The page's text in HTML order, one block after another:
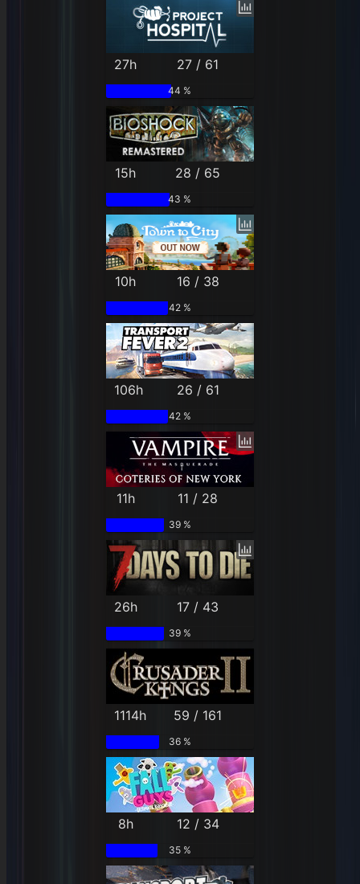
27h 27 / 61
44 %
15h 28 / 65
43 %
10h 16 / 38
42 %
106h 26 / 61
42 %
11h 11 / 28
39 %
26h 17 / 43
39 %
1114h 59 / 161
36 %
8h 12 / 34
35 %